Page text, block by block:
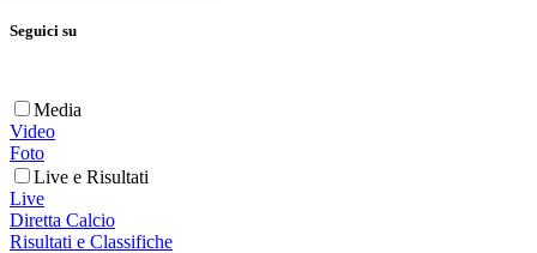
Seguici su
Media
Video
Foto
Live e Risultati
Live
Diretta Calcio
Risultati e Classifiche